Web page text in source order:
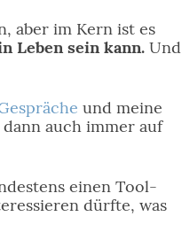
aber im Kern ist es
Leben sein kann.Und
und meine
auch immer auf
einen Tool-
dürfte, was